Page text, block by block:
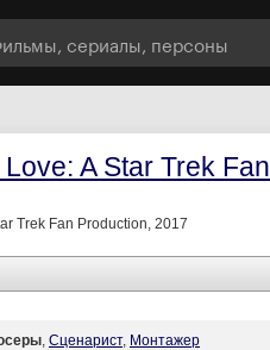
A Star Trek Fan
Trek Fan Production, 2017
, Сценарист, Монтажер